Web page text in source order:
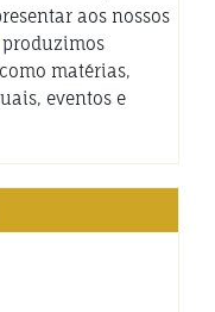
aos nossos
produzimos
matérias,
eventos e